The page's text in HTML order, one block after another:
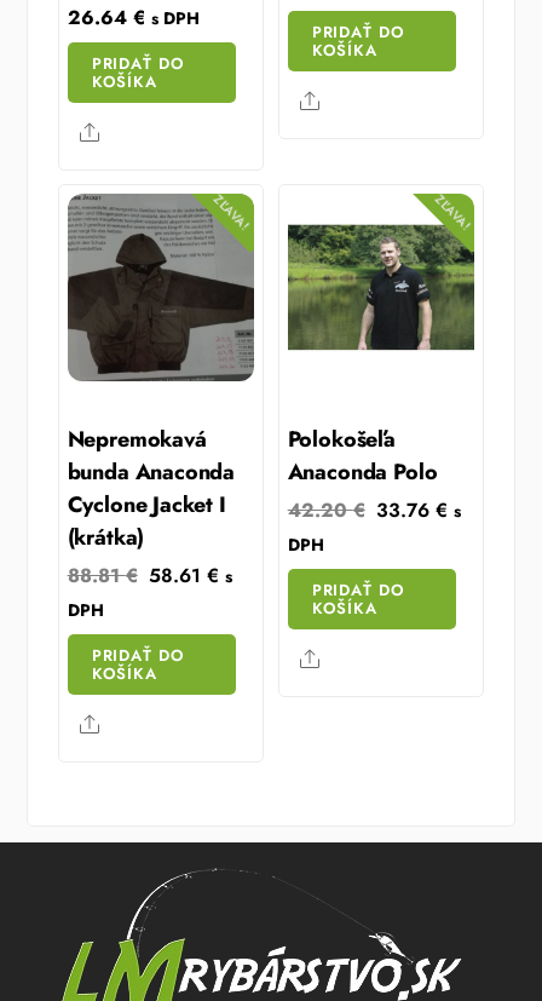
26.64 € s DPH
PRIDAŤ DO
KOŠÍKA
Share
was:
47.27 €.
is:
PRIDAŤ DO
KOŠÍKA
Share
ZĽAVA!
Nepremokavá
bunda Anaconda
Cyclone Jacket I
(krátka)
88.81€ Original
was:
88.81 €.
58.61€ Current
is:
s
DPH
PRIDAŤ DO
KOŠÍKA
Share
ZĽAVA!
Polokošeľa
Anaconda Polo
42.20€ Original
was:
42.20 €.
33.76€ Current
is:
s
DPH
PRIDAŤ DO
KOŠÍKA
Share